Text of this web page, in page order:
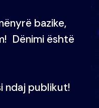
bazike,
Dënimi është
ndaj publikut!